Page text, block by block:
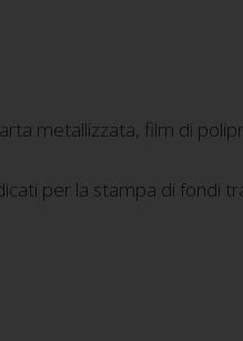
metallizzata, film di
per la stampa di fondi